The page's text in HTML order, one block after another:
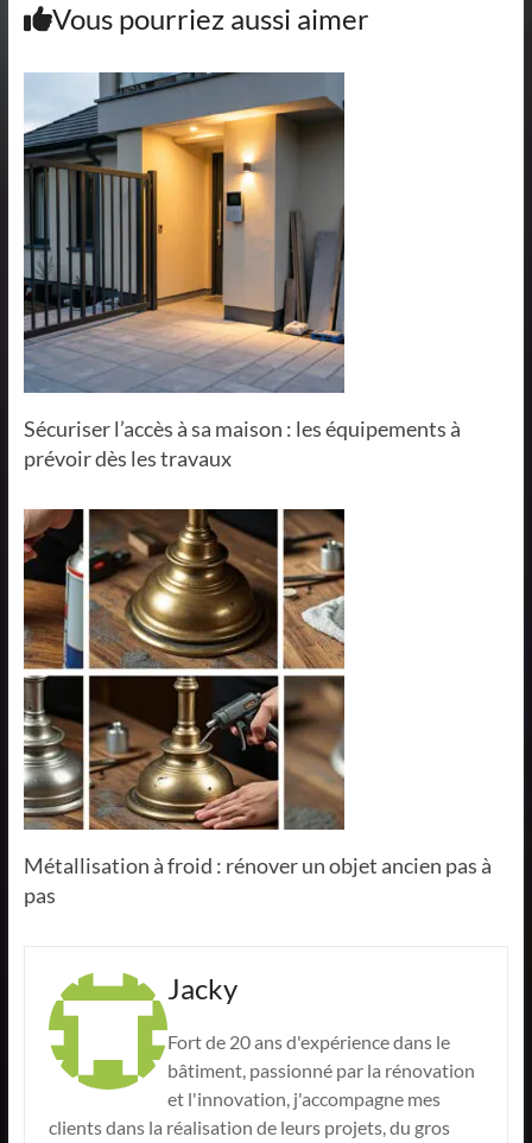
Vous pourriez aussi aimer
Sécuriser l’accès à sa maison : les équipements à
prévoir dès les travaux
Métallisation à froid : rénover un objet ancien pas à
pas
Jacky
Fort de 20 ans d'expérience dans le
bâtiment, passionné par la rénovation
et l'innovation, j'accompagne mes
clients dans la réalisation de leurs projets, du gros